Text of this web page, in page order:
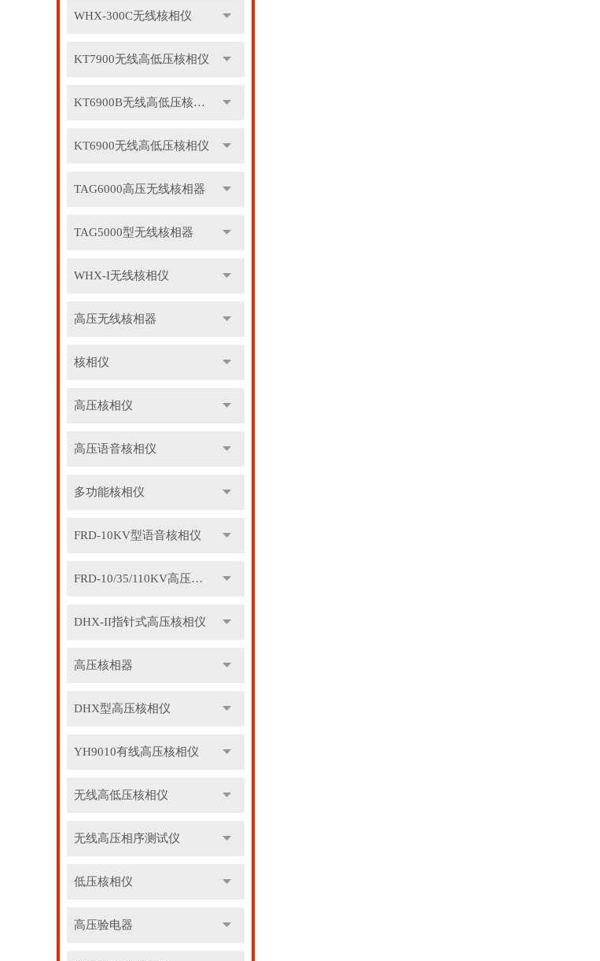
WHX-300C无线核相仪
KT7900无线高低压核相仪
KT6900B无线高低压核相仪
KT6900无线高低压核相仪
TAG6000高压无线核相器
TAG5000型无线核相器
WHX-I无线核相仪
高压无线核相器
核相仪
高压核相仪
高压语音核相仪
多功能核相仪
FRD-10KV型语音核相仪
FRD-10/35/110KV高压语音核相器
DHX-II指针式高压核相仪
高压核相器
DHX型高压核相仪
YH9010有线高压核相仪
无线高低压核相仪
无线高压相序测试仪
低压核相仪
高压验电器